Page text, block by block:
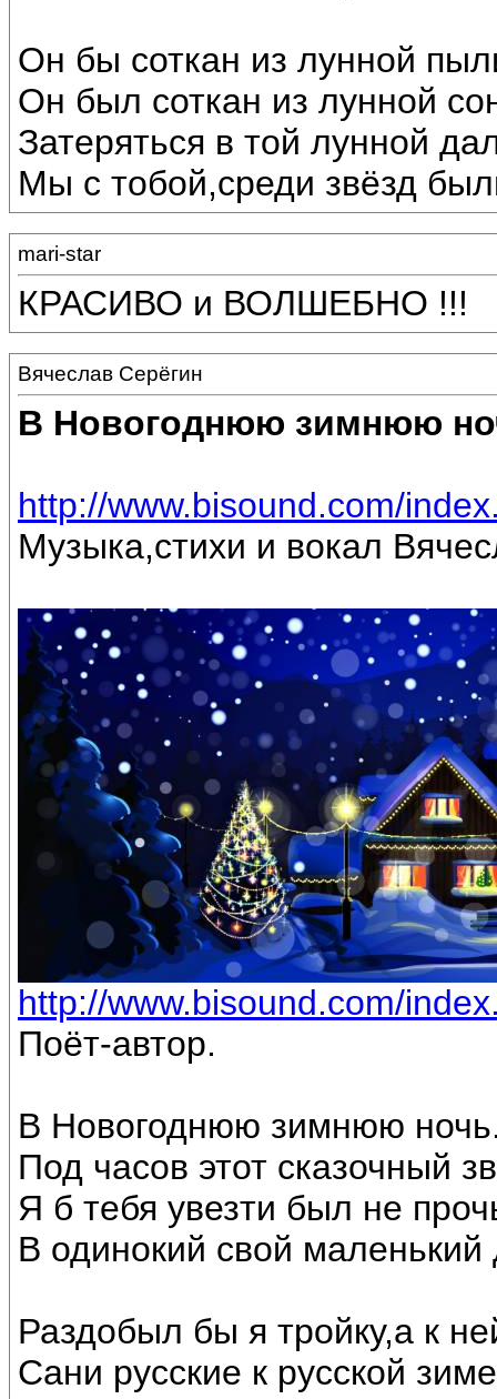
Он бы соткан из лунной
Он был соткан из лунной
Затеряться в той лунной
Мы с тобой,среди звёзд
mari-star
КРАСИВО и ВОЛШЕБНО !!!
Вячеслав Серёгин
В Новогоднюю зимнюю
http://www.bisound.com/
Музыка,стихи и вокал
http://www.bisound.com/
Поёт-автор.
В Новогоднюю зимнюю
Под часов этот сказочный
Я б тебя увезти был не
В одинокий свой
Раздобыл бы я тройку,а к
Сани русские к русской